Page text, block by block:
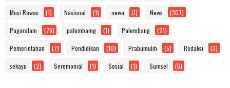
Musi Rawas (1) Nasional (1) newa (1) News (307)
Pagaralam (76) palembamg (1) Palembang (21)
Pemerintahan (7) Pendidikan (10) Prabumulih (5) Redaksi (3)
sekayu (2) Seremonial (1) Sosial (1) Sumsel (6)